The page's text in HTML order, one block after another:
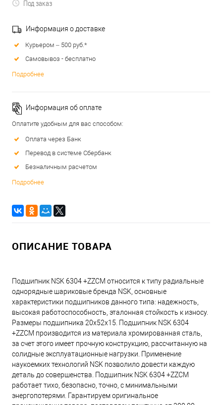
Под заказ
Информация о доставке
Курьером – 500 руб.*
Самовывоз - бесплатно
Подробнее
Информация об оплате
Оплатите удобным для вас способом:
Оплата через Банк
Перевод в системе Сбербанк
Безналичным расчетом
Подробнее
ОПИСАНИЕ ТОВАРА
Подшипник NSK 6304 +ZZCM относится к типу радиальные
однорядные шариковые бренда NSK, основные
характеристики подшипников данного типа: надежность,
высокая работоспособность, эталонная стойкость к износу.
Размеры подшипника 20x52x15. Подшипник NSK 6304
+ZZCM производится из материала хромированная сталь,
за счет этого имеет прочную конструкцию, рассчитанную на
солидные эксплуатационные нагрузки. Применение
наукоемких технологий NSK позволило довести каждую
деталь до совершенства. Подшипник NSK 6304 +ZZCM
работает тихо, безопасно, точно, с минимальными
энергопотерями. Гарантируем оригинальное